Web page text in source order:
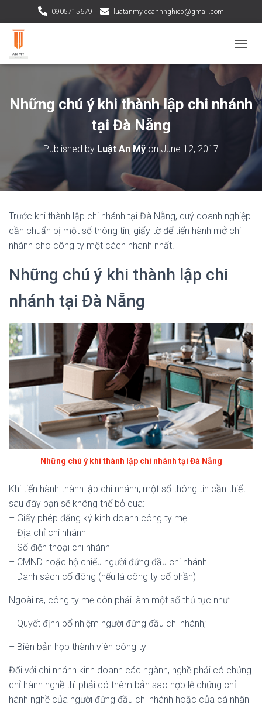
0905715679 luatanmy.doanhnghiep@gmail.com
Những chú ý khi thành lập chi nhánh
tại Đà Nẵng
Published by Luật An MỹonJune 12, 2017
Trước khi thành lập chi nhánh tại Đà Nẵng, quý doanh nghiệp
cần chuẩn bị một số thông tin, giấy tờ để tiến hành mở chi
nhánh cho công ty một cách nhanh nhất.
Những chú ý khi thành lập chi
nhánh tại Đà Nẵng
Những chú ý khi thành lập chi nhánh tại Đà Nẵng
Khi tiến hành thành lập chi nhánh, một số thông tin cần thiết
sau đây bạn sẽ không thể bỏ qua:
– Giấy phép đăng ký kinh doanh công ty mẹ
– Địa chỉ chi nhánh
– Số điện thoại chi nhánh
– CMND hoặc hộ chiếu người đứng đầu chi nhánh
– Danh sách cổ đông (nếu là công ty cổ phần)
Ngoài ra, công ty mẹ còn phải làm một số thủ tục như:
– Quyết định bổ nhiệm người đứng đầu chi nhánh;
– Biên bản họp thành viên công ty
Đối với chi nhánh kinh doanh các ngành, nghề phải có chứng
chỉ hành nghề thì phải có thêm bản sao hợp lệ chứng chỉ
hành nghề của người đứng đầu chi nhánh hoặc của cá nhân